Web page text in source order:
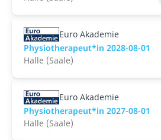
Euro Akademie
Physiotherapeut*in 2028-08-01
Halle (Saale)
Euro Akademie
Physiotherapeut*in 2027-08-01
Halle (Saale)